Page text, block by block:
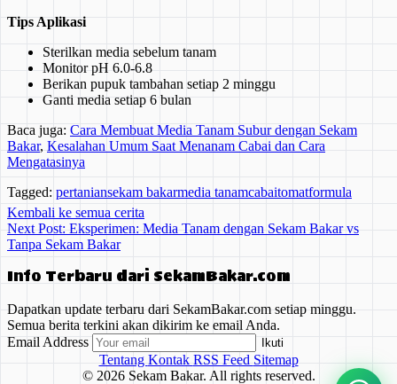
Tips Aplikasi
Sterilkan media sebelum tanam
Monitor pH 6.0-6.8
Berikan pupuk tambahan setiap 2 minggu
Ganti media setiap 6 bulan
Baca juga: Cara Membuat Media Tanam Subur dengan Sekam
Bakar, Kesalahan Umum Saat Menanam Cabai dan Cara
Mengatasinya
Tagged: pertaniansekam bakarmedia tanamcabaitomatformula
Kembali ke semua cerita
Next Post: Eksperimen: Media Tanam dengan Sekam Bakar vs
Tanpa Sekam Bakar
Info Terbaru dari SekamBakar.com
Dapatkan update terbaru dari SekamBakar.com setiap minggu.
Semua berita terkini akan dikirim ke email Anda.
Email Address
Ikuti
Tentang Kontak RSS Feed Sitemap
© 2026Sekam Bakar. All rights reserved.